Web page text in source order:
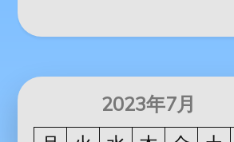
2023年7月